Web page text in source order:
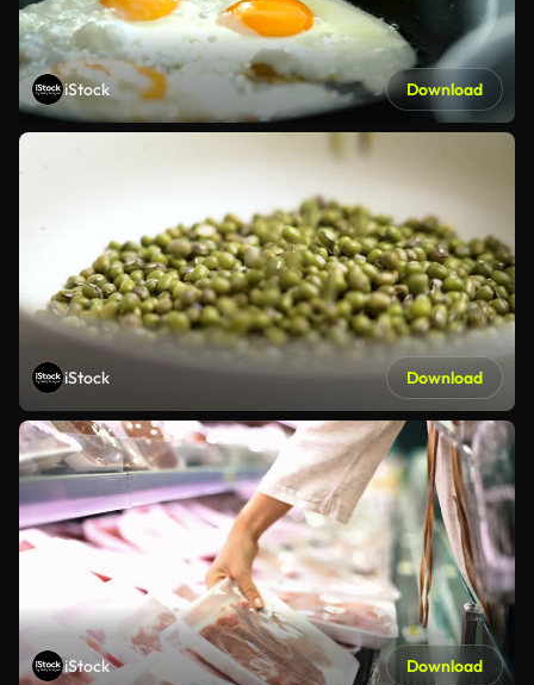
iStock Download
iStock Download
iStock Download